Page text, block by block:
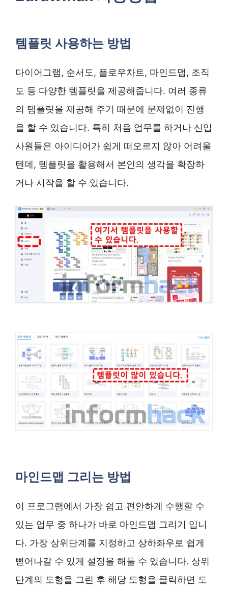
템플릿 사용하는 방법
다이어그램, 순서도, 플로우차트, 마인드맵, 조직
도 등 다양한 템플릿을 제공해줍니다. 여러 종류
의 템플릿을 제공해 주기 때문에 문제없이 진행
을 할 수 있습니다. 특히 처음 업무를 하거나 신입
사원들은 아이디어가 쉽게 떠오르지 않아 어려울
텐데, 템플릿을 활용해서 본인의 생각을 확장하
거나 시작을 할 수 있습니다.
마인드맵 그리는 방법
이 프로그램에서 가장 쉽고 편안하게 수행할 수
있는 업무 중 하나가 바로 마인드맵 그리기 입니
다. 가장 상위단계를 지정하고 상하좌우로 쉽게
뻗어나갈 수 있게 설정을 해둘 수 있습니다. 상위
단계의 도형을 그린 후 해당 도형을 클릭하면 도